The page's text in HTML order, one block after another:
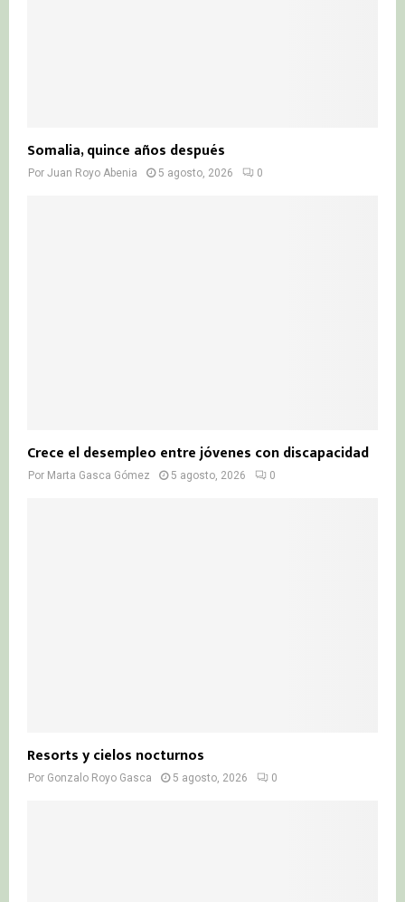
Somalia, quince años después
Por Juan Royo Abenia 5 agosto, 2026 0
Crece el desempleo entre jóvenes con discapacidad
Por Marta Gasca Gómez 5 agosto, 2026 0
Resorts y cielos nocturnos
Por Gonzalo Royo Gasca 5 agosto, 2026 0